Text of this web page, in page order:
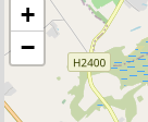
+
−